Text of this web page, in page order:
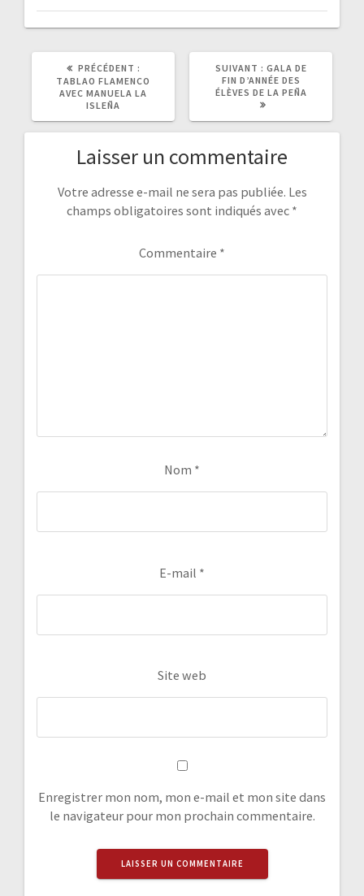
PRÉCÉDENT :
R
T
P
R
C
D
T
TABLAO FLAMENCO
AVEC MANUELA LA
ISLEÑA
SUIVANT : A
R
T
S
U
V
N
GALA DE
FIN D’ANNÉE DES
ÉLÈVES DE LA PEÑA
Laisser un commentaire
Votre adresse e-mail ne sera pas publiée. Les
champs obligatoires sont indiqués avec *
Commentaire *
Nom *
E-mail *
Site web
Enregistrer mon nom, mon e-mail et mon site dans
le navigateur pour mon prochain commentaire.